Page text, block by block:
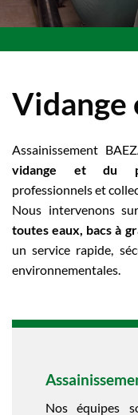
Vidange
Assainissement
vidange et du
professionnels et
Nous intervenons
toutes eaux, bacs à
un service rapide,
environnementales.
Nos équipes